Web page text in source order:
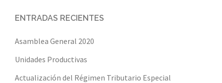
ENTRADAS RECIENTES
Asamblea General 2020
Unidades Productivas
Actualización del Régimen Tributario Especial